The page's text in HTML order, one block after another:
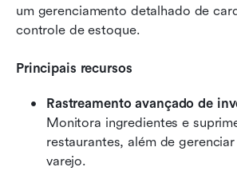
um gerenciamento detalhado de
controle de estoque.
Principais recursos
Rastreamento avançado de
Monitora ingredientes e
restaurantes, além de
varejo.